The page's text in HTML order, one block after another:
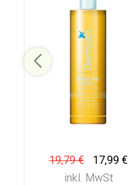
19,79 €
17,99 €
inkl. MwSt